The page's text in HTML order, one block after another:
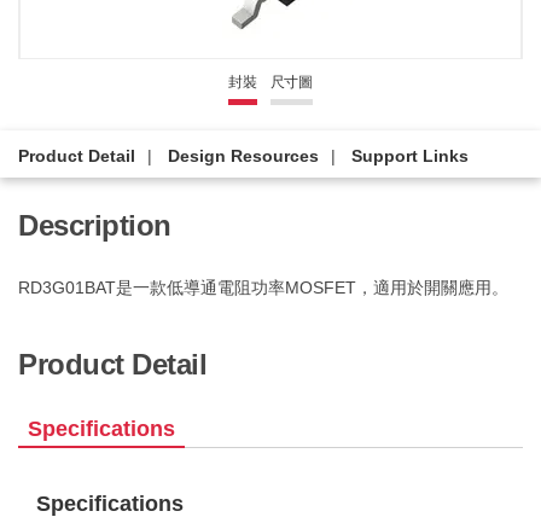
封裝 尺寸圖
Product Detail Design Resources Support Links
Description
RD3G01BAT是一款低導通電阻功率MOSFET，適用於開關應用。
Product Detail
Specifications
Specifications